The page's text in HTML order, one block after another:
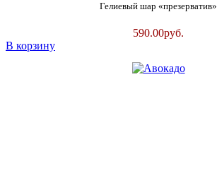
Гелиевый шар «презерватив»
590.00руб.
В корзину